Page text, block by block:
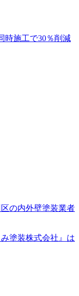
時施工で30％削減
塗装株式会社』は